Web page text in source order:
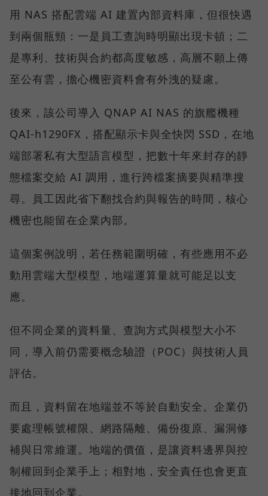
用 NAS 搭配雲端 AI 建置內部資料庫，但很快遇
到兩個瓶頸：一是員工查詢時明顯出現卡頓；二
是專利、技術與合約都高度敏感，高層不願上傳
至公有雲，擔心機密資料會有外洩的疑慮。
後來，該公司導入 QNAP AI NAS 的旗艦機種
QAI-h1290FX，搭配顯示卡與全快閃 SSD，在地
端部署私有大型語言模型，把數十年來封存的靜
態檔案交給 AI 調用，進行跨檔案摘要與精準搜
尋。員工因此省下翻找合約與報告的時間，核心
機密也能留在企業內部。
這個案例說明，若任務範圍明確，有些應用不必
動用雲端大型模型，地端運算量就可能足以支
應。
但不同企業的資料量、查詢方式與模型大小不
同，導入前仍需要概念驗證（POC）與技術人員
評估。
而且，資料留在地端並不等於自動安全。企業仍
要處理帳號權限、網路隔離、備份復原、漏洞修
補與日常維運。地端的價值，是讓資料邊界與控
制權回到企業手上；相對地，安全責任也會更直
接地回到企業。